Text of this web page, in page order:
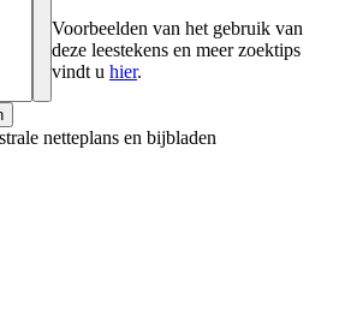
Voorbeelden van het gebruik van
deze leestekens en meer zoektips
vindt u hier.
netteplans en bijbladen